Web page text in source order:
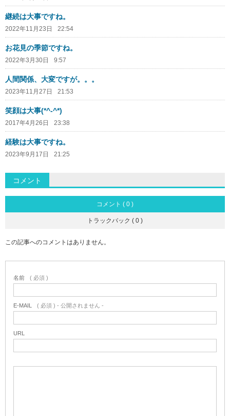
継続は大事ですね。
2022年11月23日 22:54
お花見の季節ですね。
2022年3月30日 9:57
人間関係、大変ですが。。。
2023年11月27日 21:53
笑顔は大事(*^-^*)
2017年4月26日 23:38
経験は大事ですね。
2023年9月17日 21:25
コメント
コメント ( 0 )
トラックバック ( 0 )
この記事へのコメントはありません。
名前 ( 必須 )
E-MAIL ( 必須 ) - 公開されません -
URL